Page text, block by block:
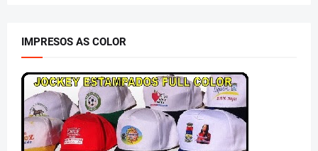
IMPRESOS AS COLOR